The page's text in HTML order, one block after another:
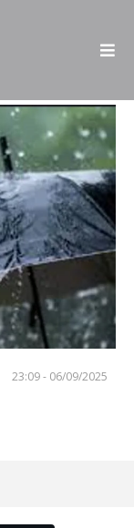
23:09 - 06/09/2025